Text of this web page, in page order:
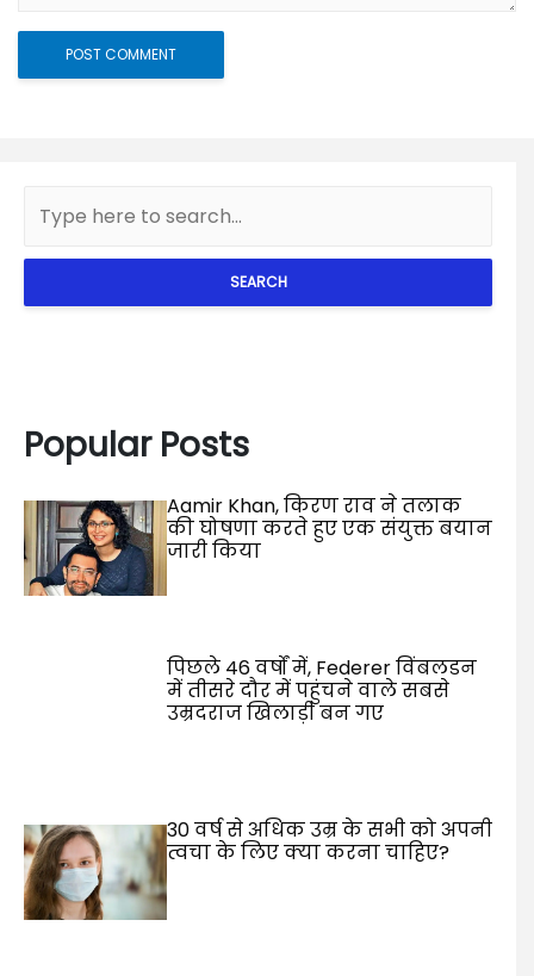
SEARCH
Popular Posts
Aamir Khan, किरण राव ने तलाक
की घोषणा करते हुए एक संयुक्त बयान
जारी किया
पिछले 46 वर्षों में, Federer विंबलडन
में तीसरे दौर में पहुंचने वाले सबसे
उम्रदराज खिलाड़ी बन गए
30 वर्ष से अधिक उम्र के सभी को अपनी
त्वचा के लिए क्या करना चाहिए?